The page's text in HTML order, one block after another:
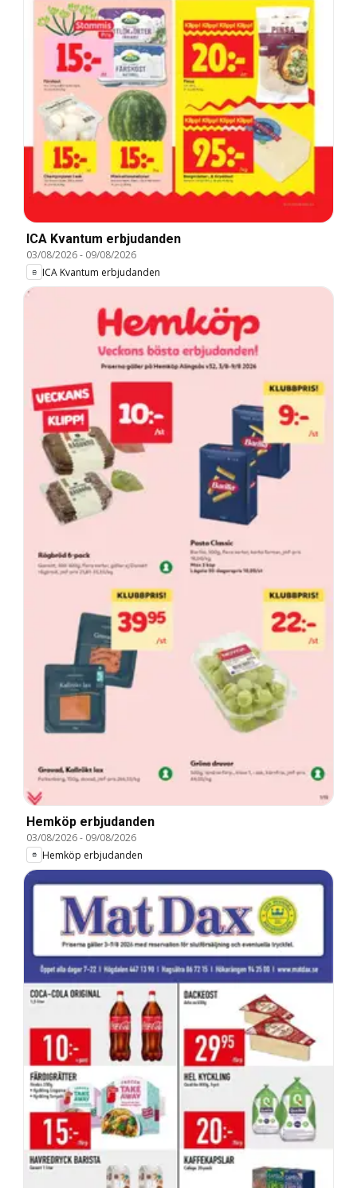
ICA Kvantum erbjudanden
03/08/2026- 09/08/2026
ICA Kvantum erbjudanden
Hemköp erbjudanden
03/08/2026- 09/08/2026
Hemköp erbjudanden